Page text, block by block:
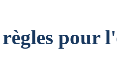
pour